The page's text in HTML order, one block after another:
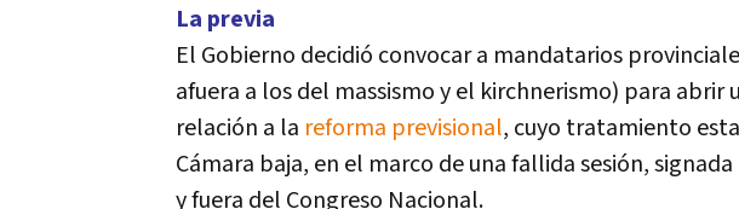
La previa
El Gobierno decidió convocar a mandatarios
afuera a los del massismo y el kirchnerismo) para abrir
relación a la reforma previsional, cuyo tratamiento
Cámara baja, en el marco de una fallida sesión,
y fuera del Congreso Nacional.